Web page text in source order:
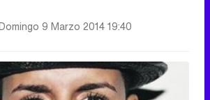
9 Marzo 2014 19:40